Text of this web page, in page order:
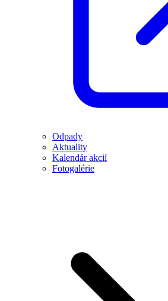
Odpady
Aktuality
Kalendár akcií
Fotogalérie